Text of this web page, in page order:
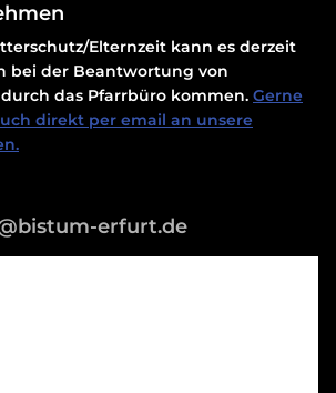
Elternzeit kann es derzeit
bei der Beantwortung von
das Pfarrbüro kommen. Gerne
direkt per email an unsere
erfurt.de